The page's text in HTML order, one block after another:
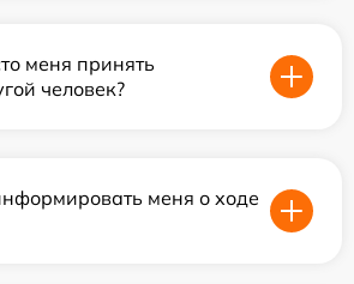
меня принять
человек?
меня о ходе